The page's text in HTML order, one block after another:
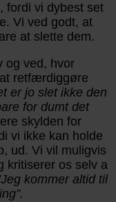
fordi vi dybest set
Vi ved godt, at
at slette dem.
og ved, hvor
retfærdiggøre
er jo slet ikke den
for dumt det
skylden for
vi ikke kan holde
ud. Vi vil muligvis
kritiserer os selv a
kommer altid til